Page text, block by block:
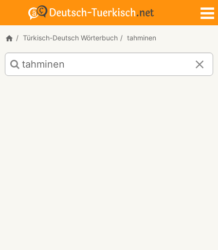
Türkisch-Deutsch Wörterbuch tahminen
Türkisch-
Deutsch
Übersetzung